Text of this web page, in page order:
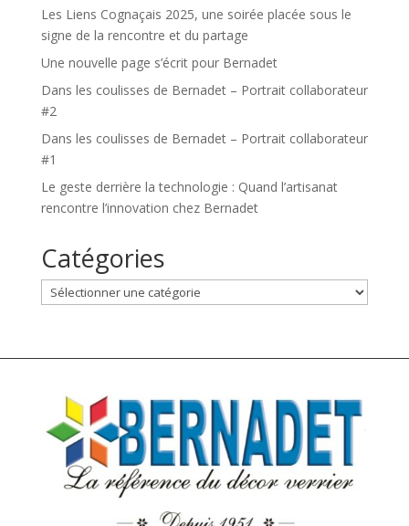
Les Liens Cognaçais 2025, une soirée placée sous le
signe de la rencontre et du partage
Une nouvelle page s’écrit pour Bernadet
Dans les coulisses de Bernadet – Portrait collaborateur
#2
Dans les coulisses de Bernadet – Portrait collaborateur
#1
Le geste derrière la technologie : Quand l’artisanat
rencontre l’innovation chez Bernadet
Catégories
Catégories